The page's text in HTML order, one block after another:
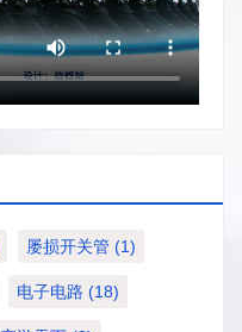
屡损开关管 (1)
电子电路 (18)